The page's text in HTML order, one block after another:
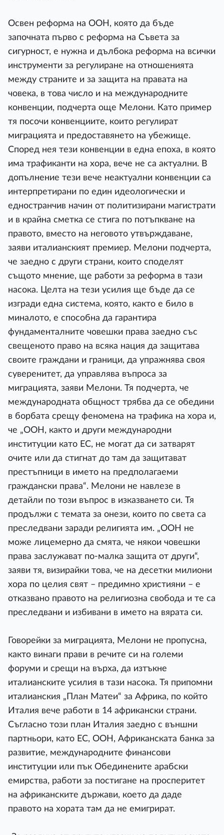
Освен реформа на ООН, която да бъде
започната първо с реформа на Съвета за
сигурност, е нужна и дълбока реформа на всички
инструменти за регулиране на отношенията
между страните и за защита на правата на
човека, в това число и на международните
конвенции, подчерта още Мелони. Като пример
тя посочи конвенциите, които регулират
миграцията и предоставянето на убежище.
Според нея тези конвенции в една епоха, в която
има трафиканти на хора, вече не са актуални. В
допълнение тези вече неактуални конвенции са
интерпретирани по един идеологически и
едностранчив начин от политизирани магистрати
и в крайна сметка се стига по потъпкване на
правото, вместо на неговото утвърждаване,
заяви италианският премиер. Мелони подчерта,
че заедно с други страни, които споделят
същото мнение, ще работи за реформа в тази
насока. Целта на тези усилия ще бъде да се
изгради една система, която, както е било в
миналото, е способна да гарантира
фундаменталните човешки права заедно със
свещеното право на всяка нация да защитава
своите граждани и граници, да упражнява своя
суверенитет, да управлява въпроса за
миграцията, заяви Мелони. Тя подчерта, че
международната общност трябва да се обедини
в борбата срещу феномена на трафика на хора и,
че „ООН, както и други международни
институции като ЕС, не могат да си затварят
очите или да стигнат до там да защитават
престъпници в името на предполагаеми
граждански права“. Мелони не навлезе в
детайли по този въпрос в изказването си. Тя
продължи с темата за онези, които по света са
преследвани заради религията им. „ООН не
може лицемерно да смята, че някои човешки
права заслужават по-малка защита от други“,
заяви тя, визирайки това, че на десетки милиони
хора по целия свят – предимно християни – е
отказвано правото на религиозна свобода и те са
преследвани и избивани в името на вярата си.
Говорейки за миграцията, Мелони не пропусна,
както винаги прави в речите си на големи
форуми и срещи на върха, да изтъкне
италианските усилия в тази насока. Тя припомни
италианския „План Матеи“ за Африка, по който
Италия вече работи в 14 африкански страни.
Съгласно този план Италия заедно с външни
партньори, като ЕС, ООН, Африканската банка за
развитие, международните финансови
институции или пък Обединените арабски
емирства, работи за постигане на просперитет
на африканските държави, което да даде
правото на хората там да не емигрират.